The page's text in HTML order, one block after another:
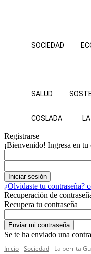
SOCIEDAD
SALUD
COSLADA
Registrarse
¡Bienvenido! Ingresa en tu
¿Olvidaste tu contraseña?
Recuperación de
Recupera tu contraseña
Se te ha enviado una
Inicio Sociedad La perrita